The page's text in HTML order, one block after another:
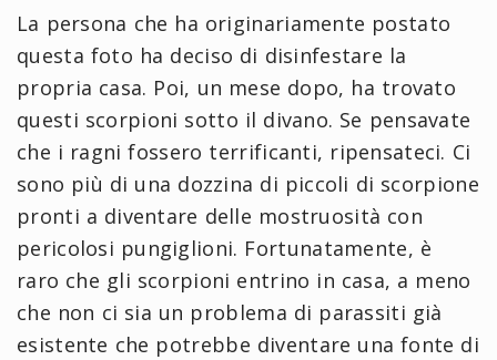
La persona che ha originariamente postato
questa foto ha deciso di disinfestare la
propria casa. Poi, un mese dopo, ha trovato
questi scorpioni sotto il divano. Se pensavate
che i ragni fossero terrificanti, ripensateci. Ci
sono più di una dozzina di piccoli di scorpione
pronti a diventare delle mostruosità con
pericolosi pungiglioni. Fortunatamente, è
raro che gli scorpioni entrino in casa, a meno
che non ci sia un problema di parassiti già
esistente che potrebbe diventare una fonte di